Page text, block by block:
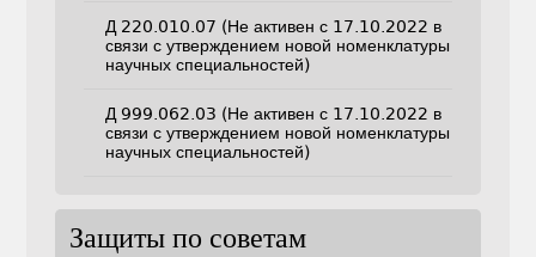
Д 220.010.07 (Не активен с 17.10.2022 в
связи с утверждением новой номенклатуры
научных специальностей)
Д 999.062.03 (Не активен с 17.10.2022 в
связи с утверждением новой номенклатуры
научных специальностей)
Защиты по советам